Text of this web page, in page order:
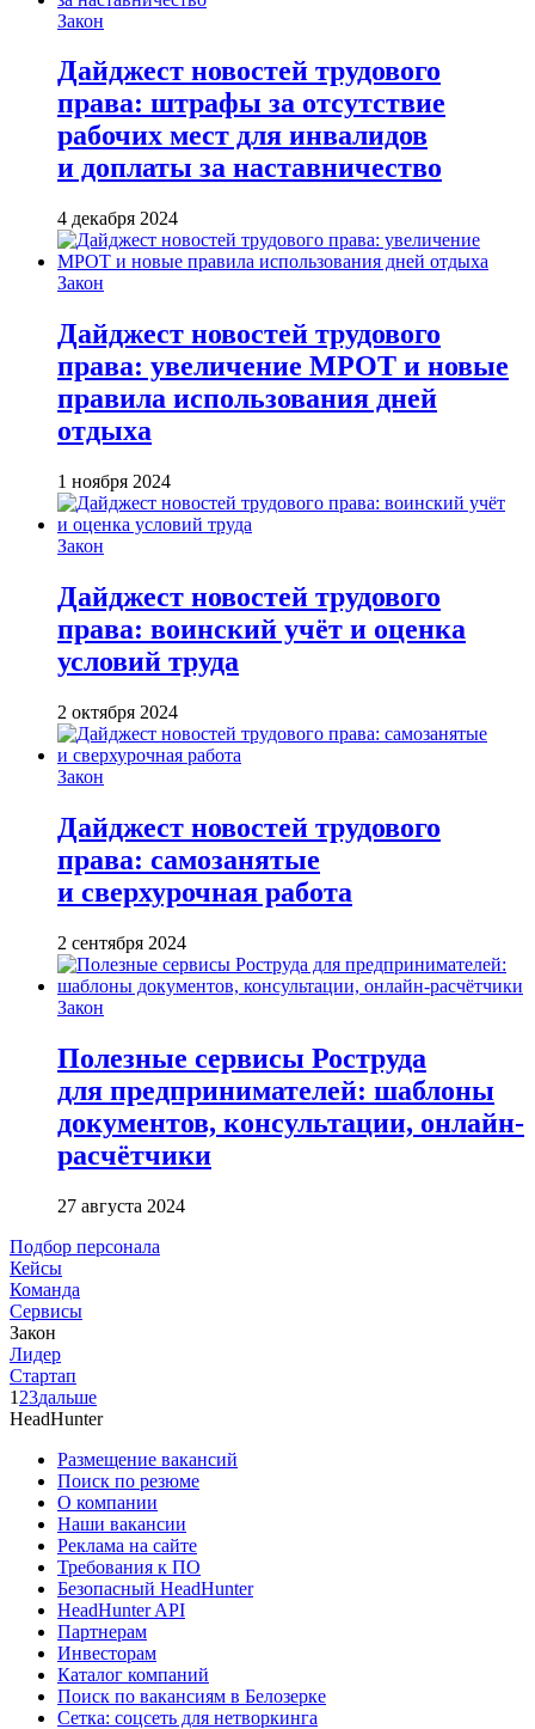
Закон
Дайджест новостей трудового
права: штрафы за отсутствие
рабочих мест для инвалидов
и доплаты за наставничество
4 декабря 2024
Закон
Дайджест новостей трудового
права: увеличение МРОТ и новые
правила использования дней
отдыха
1 ноября 2024
Закон
Дайджест новостей трудового
права: воинский учёт и оценка
условий труда
2 октября 2024
Закон
Дайджест новостей трудового
права: самозанятые
и сверхурочная работа
2 сентября 2024
Закон
Полезные сервисы Роструда
для предпринимателей: шаблоны
документов, консультации, онлайн-
расчётчики
27 августа 2024
Подбор персонала
Кейсы
Команда
Сервисы
Закон
Лидер
Стартап
1 23дальше
HeadHunter
Размещение вакансий
Поиск по резюме
О компании
Наши вакансии
Реклама на сайте
Требования к ПО
Безопасный HeadHunter
HeadHunter API
Партнерам
Инвесторам
Каталог компаний
Поиск по вакансиям в Белозерке
Сетка: соцсеть для нетворкинга